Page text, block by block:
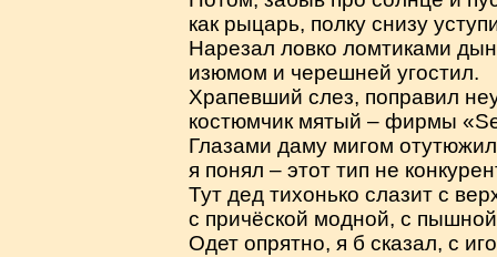
как рыцарь, полку снизу
Нарезал ловко ломтиками
изюмом и черешней угостил.
Храпевший слез, поправил
костюмчик мятый – фирмы
Глазами даму мигом
я понял – этот тип не
Тут дед тихонько слазит с
с причёской модной, с
Одет опрятно, я б сказал, с